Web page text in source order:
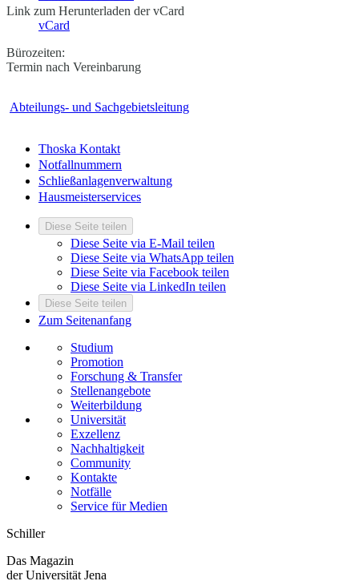
Link zum Herunterladen der vCard
vCard
Bürozeiten:
Termin nach Vereinbarung
Abteilungs- und Sachgebietsleitung
Thoska Kontakt
Notfallnummern
Schließanlagenverwaltung
Hausmeisterservices
Diese Seite teilen
Diese Seite via E-Mail teilen
Diese Seite via WhatsApp teilen
Diese Seite via Facebook teilen
Diese Seite via LinkedIn teilen
Diese Seite teilen
Zum Seitenanfang
Studium
Promotion
Forschung & Transfer
Stellenangebote
Weiterbildung
Universität
Exzellenz
Nachhaltigkeit
Community
Kontakte
Notfälle
Service für Medien
Schiller
Das Magazin
der Universität Jena